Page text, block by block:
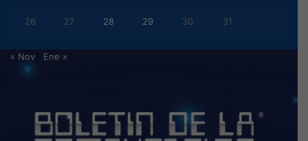
26 27 28 29 30 31
« Nov Ene »